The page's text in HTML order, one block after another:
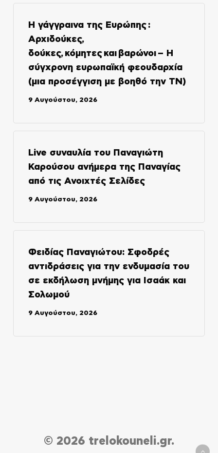
Η γάγγραινα της Ευρώπης :
Αρχιδούκες,
δούκες, κόμητες και βαρώνοι – Η
σύγχρονη ευρωπαϊκή φεουδαρχία
(μια προσέγγιση με βοηθό την ΤΝ)
9 Αυγούστου, 2026
Live συναυλία του Παναγιώτη
Καρούσου ανήμερα της Παναγίας
από τις Ανοιχτές Σελίδες
9 Αυγούστου, 2026
Φειδίας Παναγιώτου: Σφοδρές
αντιδράσεις για την ενδυμασία του
σε εκδήλωση μνήμης για Ισαάκ και
Σολωμού
9 Αυγούστου, 2026
© 2026 trelokouneli.gr.